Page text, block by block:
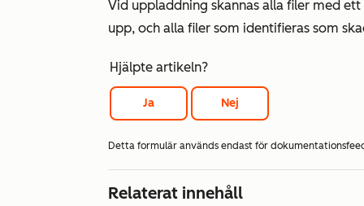
Vid uppladdning skannas alla filer med
upp, och alla filer som identifieras som
Hjälpte artikeln?
Ja Nej
Detta formulär används endast för
Relaterat innehåll